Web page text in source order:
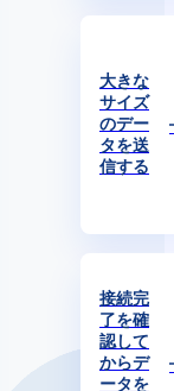
大きな
サイズ
のデー
タを送
信する
接続完
了を確
認して
からデ
ータを